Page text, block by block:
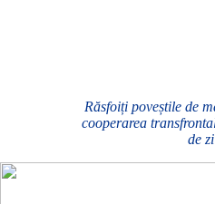
Răsfoiți poveștile de
cooperarea
de